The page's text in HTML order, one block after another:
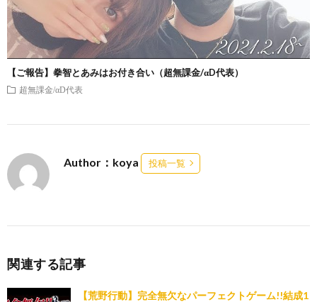
【ご報告】拳智とあみはお付き合い（超無課金/αD代表）
超無課金/αD代表
Author：koya 投稿一覧
関連する記事
【荒野行動】完全無欠なパーフェクトゲーム!!結成1